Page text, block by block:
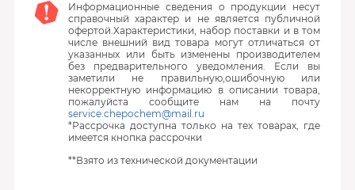
Информационные сведения о продукции несут
справочный характер и не является публичной
офертой.Характеристики, набор поставки и в том
числе внешний вид товара могут отличаться от
указанных или быть изменены производителем
без предварительного уведомления. Если вы
заметили не правильную,ошибочную или
некорректную информацию в описании товара,
пожалуйста сообщите нам на почту
service.chepochem@mail.ru
*Рассрочка доступна только на тех товарах, где
имеется кнопка рассрочки
**Взято из технической документации